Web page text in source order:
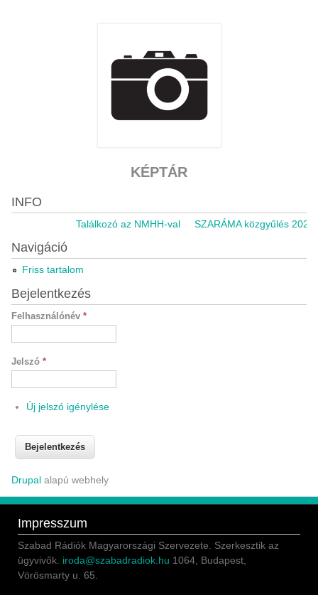
KÉPTÁR
INFO
Találkozó az NMHH-val SZARÁMA közgyűlés
Navigáció
Friss tartalom
Bejelentkezés
Felhasználónév *
Jelszó *
Új jelszó igénylése
Drupalalapú webhely
Impresszum
Szabad Rádiók Magyarországi Szervezete. Szerkesztik az
ügyvivők. iroda@szabadradiok.hu 1064, Budapest,
Vörösmarty u. 65.